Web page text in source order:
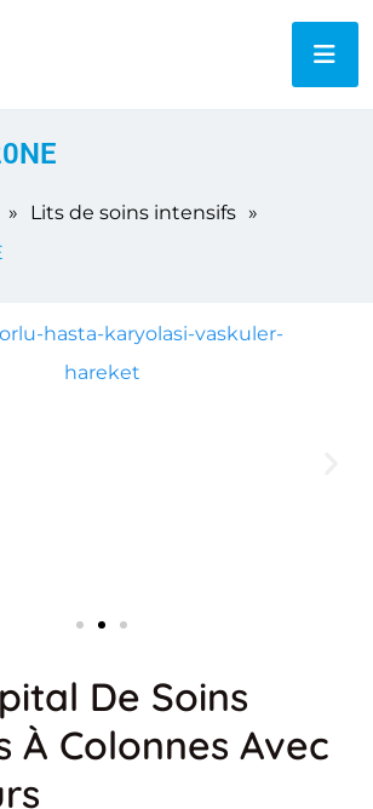
» Lits de soins intensifs »
De Soins
À Colonnes Avec